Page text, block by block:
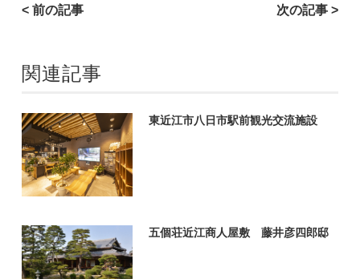
< 前の記事 次の記事 >
関連記事
東近江市八日市駅前観光交流施設
五個荘近江商人屋敷 藤井彦四郎邸